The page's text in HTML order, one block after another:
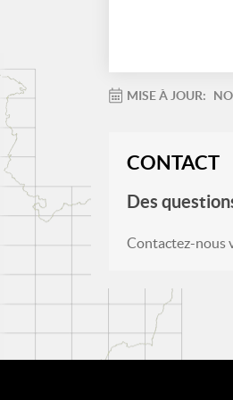
MISE À JOUR:
CONTACT
Des
Contactez-nous